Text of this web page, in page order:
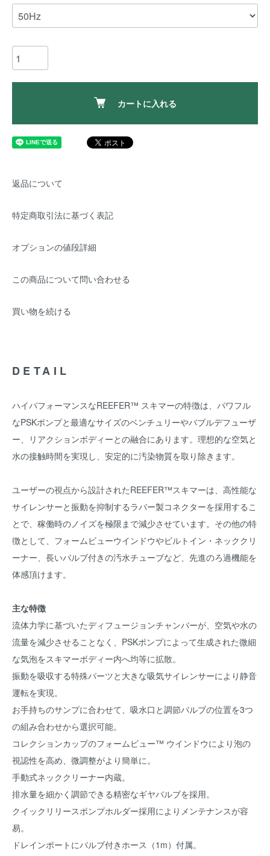
カートに入れる
返品について
特定商取引法に基づく表記
オプションの値段詳細
この商品について問い合わせる
買い物を続ける
DETAIL
ハイパフォーマンスなREEFER™ スキマーの特徴は、パワフル
なPSKポンプと最適なサイズのベンチュリーやバブルデフューザ
ー、リアクションボディーとの融合にあります。理想的な空気と
水の接触時間を実現し、安定的に汚染物質を取り除きます。
ユーザーの視点から設計されたREEFER™スキマーは、高性能な
サイレンサーと振動を抑制するラバー製コネクターを採用するこ
とで、稼働時のノイズを極限まで減少させています。その他の特
徴として、フォームビューウインドウやビルトイン・ネッククリ
ーナー、長いバルブ付きの汚水チューブなど、先進のろ過機能を
体感頂けます。
主な特徴
流体力学に基づいたディフュージョンチャンバーが、空気や水の
流量を減少させることなく、PSKポンプによって生成された微細
な気泡をスキマーボディー内へ均等に拡散。
振動を吸収する特殊パーツと大きな吸気サイレンサーにより静音
運転を実現。
お手持ちのサンプに合わせて、吸水口と調節バルブの位置を3つ
の組み合わせから選択可能。
コレクションカップのフォームビュー™ ウインドウにより泡の
視認性を高め、微調整がより簡単に。
手動式ネッククリーナー内蔵。
排水量を細かく調節できる精密なギヤバルブを採用。
クイックリリースポンプホルダー採用によりメンテナンスが容
易。
ドレインポートにバルブ付きホース（1m）付属。